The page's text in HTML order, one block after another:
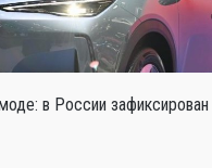
в России зафиксирован